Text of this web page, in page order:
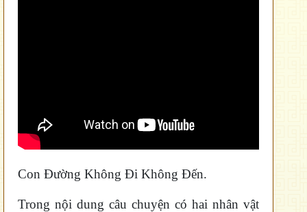
Con Đường Không Đi Không Đến.
Trong nội dung câu chuyện có hai nhân vật